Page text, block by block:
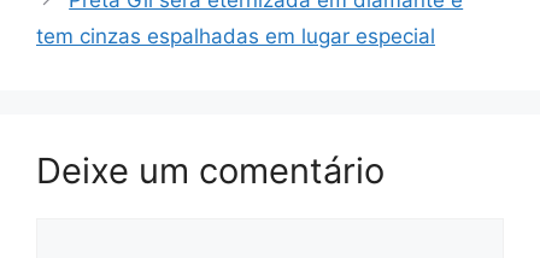
tem cinzas espalhadas em lugar especial
Deixe um comentário